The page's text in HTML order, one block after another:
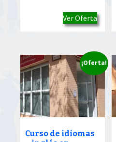
originalactual
39.00€.
Ver Oferta
¡Oferta!
Curso de idiomas